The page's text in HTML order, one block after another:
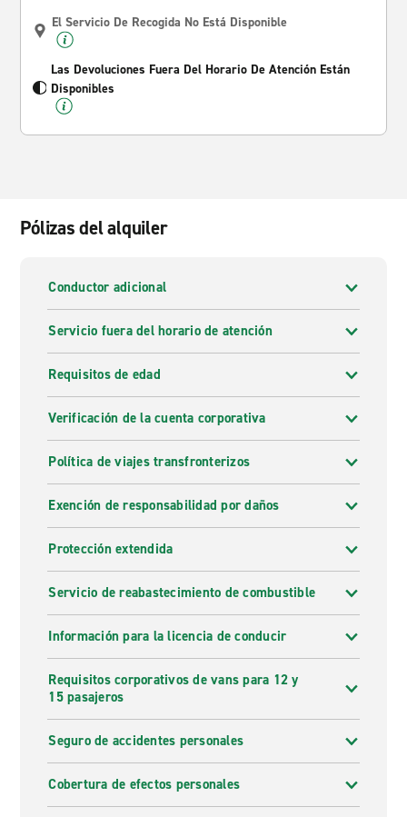
El Servicio De Recogida No Está Disponible
Las Devoluciones Fuera Del Horario De Atención Están
Disponibles
Pólizas del alquiler
Conductor adicional
Servicio fuera del horario de atención
Requisitos de edad
Verificación de la cuenta corporativa
Política de viajes transfronterizos
Exención de responsabilidad por daños
Protección extendida
Servicio de reabastecimiento de combustible
Información para la licencia de conducir
Requisitos corporativos de vans para 12 y
15 pasajeros
Seguro de accidentes personales
Cobertura de efectos personales